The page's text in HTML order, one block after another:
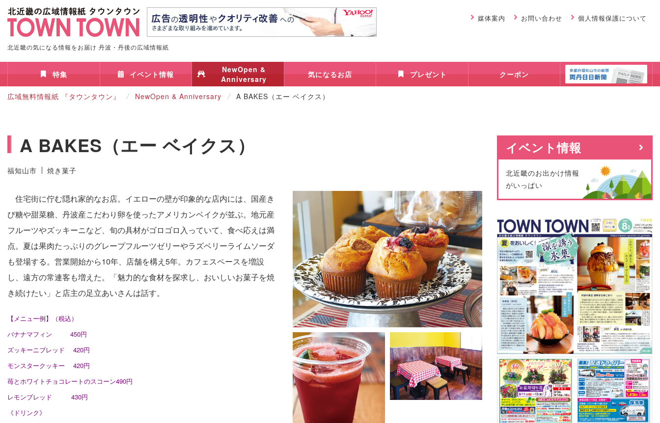
北近畿の気になる情報をお届け 丹波・丹後の広域情報紙
媒体案内 お問い合わせ 個人情報保護について
特集 イベント情報
NewOpen &
Anniversary
気になるお店 プレゼント クーポン
広域無料情報紙 『タウンタウン』 NewOpen & Anniversary A BAKES（エー ベイクス）
A BAKES（エー ベイクス）
福知山市 焼き菓子
住宅街に佇む隠れ家的なお店。イエローの壁が印象的な店内には、国産き
び糖や甜菜糖、丹波産こだわり卵を使ったアメリカンベイクが並ぶ。地元産
フルーツやズッキーニなど、旬の具材がゴロゴロ入っていて、食べ応えは満
点。夏は果肉たっぷりのグレープフルーツゼリーやラズベリーライムソーダ
も登場する。営業開始から10年、店舗を構え5年。カフェスペースを増設
し、遠方の常連客も増えた。「魅力的な食材を探求し、おいしいお菓子を焼
き続けたい」と店主の足立あいさんは話す。
【メニュー例】（税込）
バナナマフィン 450円
ズッキーニブレッド 420円
モンスタークッキー 420円
苺とホワイトチョコレートのスコーン490円
レモンブレッド 430円
《 ドリンク》
イベント情報
北近畿のお出かけ情報
がいっぱい